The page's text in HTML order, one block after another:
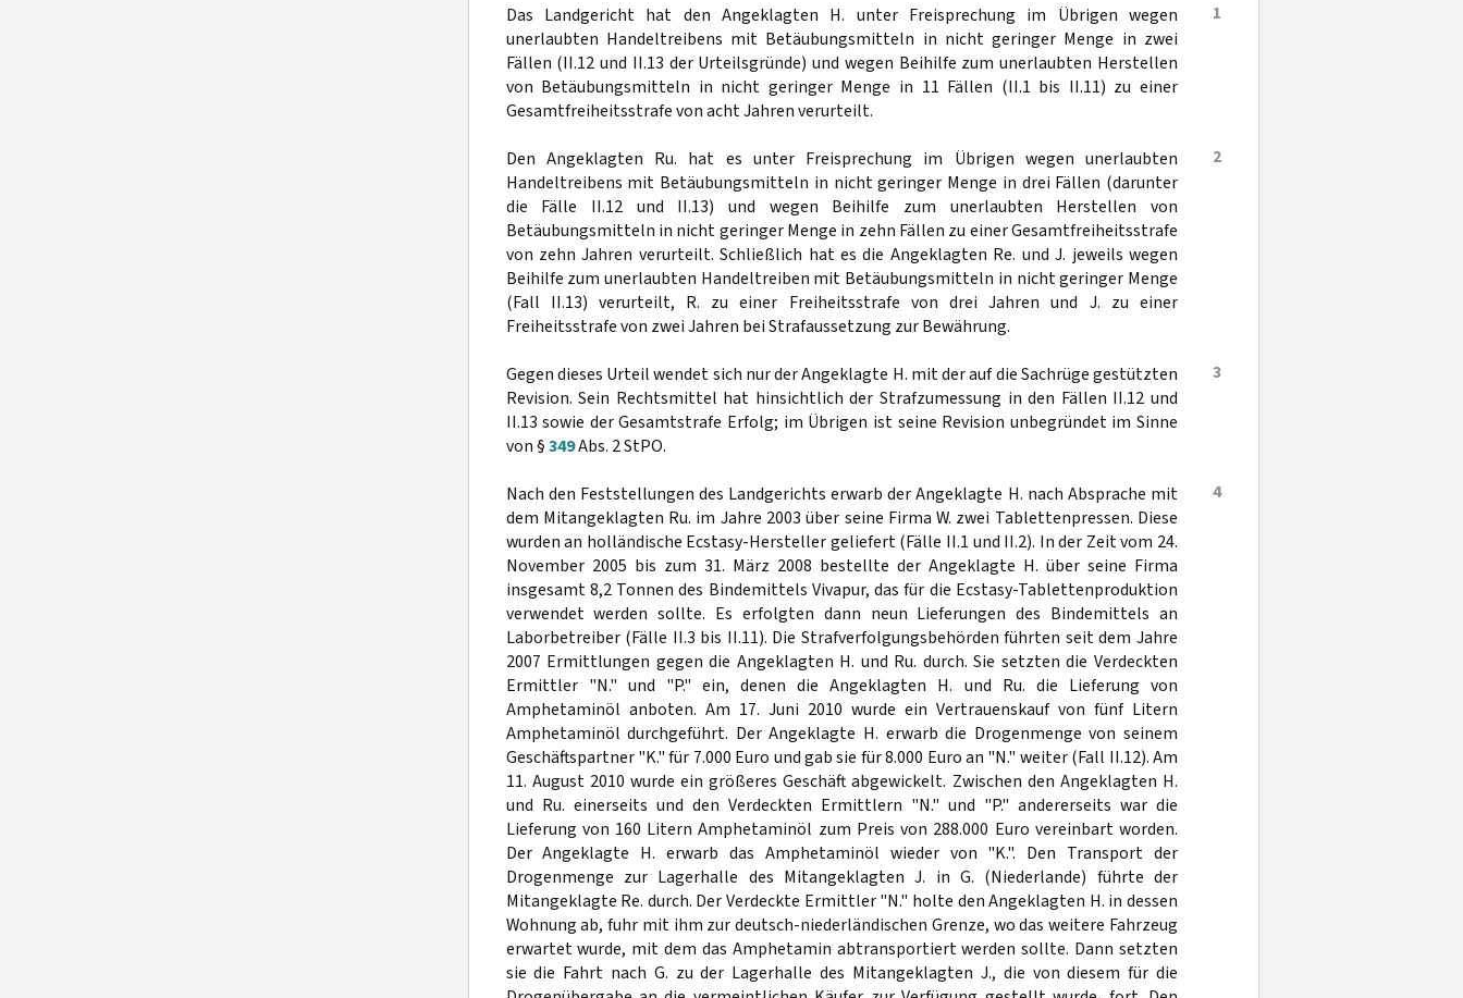
1
Das Landgericht hat den Angeklagten H. unter Freisprechung im Übrigen wegen
unerlaubten Handeltreibens mit Betäubungsmitteln in nicht geringer Menge in zwei
Fällen (II.12 und II.13 der Urteilsgründe) und wegen Beihilfe zum unerlaubten Herstellen
von Betäubungsmitteln in nicht geringer Menge in 11 Fällen (II.1 bis II.11) zu einer
Gesamtfreiheitsstrafe von acht Jahren verurteilt.
2
Den Angeklagten Ru. hat es unter Freisprechung im Übrigen wegen unerlaubten
Handeltreibens mit Betäubungsmitteln in nicht geringer Menge in drei Fällen (darunter
die Fälle II.12 und II.13) und wegen Beihilfe zum unerlaubten Herstellen von
Betäubungsmitteln in nicht geringer Menge in zehn Fällen zu einer Gesamtfreiheitsstrafe
von zehn Jahren verurteilt. Schließlich hat es die Angeklagten Re. und J. jeweils wegen
Beihilfe zum unerlaubten Handeltreiben mit Betäubungsmitteln in nicht geringer Menge
(Fall II.13) verurteilt, R. zu einer Freiheitsstrafe von drei Jahren und J. zu einer
Freiheitsstrafe von zwei Jahren bei Strafaussetzung zur Bewährung.
3
Gegen dieses Urteil wendet sich nur der Angeklagte H. mit der auf die Sachrüge gestützten
Revision. Sein Rechtsmittel hat hinsichtlich der Strafzumessung in den Fällen II.12 und
II.13 sowie der Gesamtstrafe Erfolg; im Übrigen ist seine Revision unbegründet im Sinne
von §349Abs. 2 StPO.
4
Nach den Feststellungen des Landgerichts erwarb der Angeklagte H. nach Absprache mit
dem Mitangeklagten Ru. im Jahre 2003 über seine Firma W. zwei Tablettenpressen. Diese
wurden an holländische Ecstasy-Hersteller geliefert (Fälle II.1 und II.2). In der Zeit vom 24.
November 2005 bis zum 31. März 2008 bestellte der Angeklagte H. über seine Firma
insgesamt 8,2 Tonnen des Bindemittels Vivapur, das für die Ecstasy-Tablettenproduktion
verwendet werden sollte. Es erfolgten dann neun Lieferungen des Bindemittels an
Laborbetreiber (Fälle II.3 bis II.11). Die Strafverfolgungsbehörden führten seit dem Jahre
2007 Ermittlungen gegen die Angeklagten H. und Ru. durch. Sie setzten die Verdeckten
Ermittler "N." und "P." ein, denen die Angeklagten H. und Ru. die Lieferung von
Amphetaminöl anboten. Am 17. Juni 2010 wurde ein Vertrauenskauf von fünf Litern
Amphetaminöl durchgeführt. Der Angeklagte H. erwarb die Drogenmenge von seinem
Geschäftspartner "K." für 7.000 Euro und gab sie für 8.000 Euro an "N." weiter (Fall II.12). Am
11. August 2010 wurde ein größeres Geschäft abgewickelt. Zwischen den Angeklagten H.
und Ru. einerseits und den Verdeckten Ermittlern "N." und "P." andererseits war die
Lieferung von 160 Litern Amphetaminöl zum Preis von 288.000 Euro vereinbart worden.
Der Angeklagte H. erwarb das Amphetaminöl wieder von "K.". Den Transport der
Drogenmenge zur Lagerhalle des Mitangeklagten J. in G. (Niederlande) führte der
Mitangeklagte Re. durch. Der Verdeckte Ermittler "N." holte den Angeklagten H. in dessen
Wohnung ab, fuhr mit ihm zur deutsch-niederländischen Grenze, wo das weitere Fahrzeug
erwartet wurde, mit dem das Amphetamin abtransportiert werden sollte. Dann setzten
sie die Fahrt nach G. zu der Lagerhalle des Mitangeklagten J., die von diesem für die